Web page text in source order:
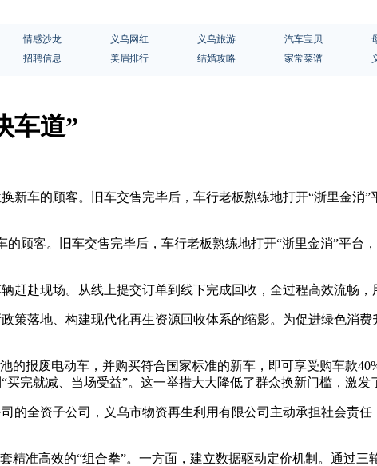
情感沙龙 义乌网红 义乌旅游 汽车宝贝
招聘信息 美眉排行 结婚攻略 家常菜谱
车道”
新车的顾客。旧车交售完毕后，车行老板熟练地打开“浙里金消
顾客。旧车交售完毕后，车行老板熟练地打开“浙里金消”平台
赴现场。从线上提交订单到线下完成回收，全过程高效流畅，
策落地、构建现代化再生资源回收体系的缩影。为促进绿色消
的报废电动车，并购买符合国家标准的新车，即可享受购车款
完就减、当场受益”。这一举措大大降低了群众换新门槛，激发
的全资子公司，义乌市物资再生利用有限公司主动承担社会责
精准高效的“组合拳”。一方面，建立数据驱动定价机制。通过